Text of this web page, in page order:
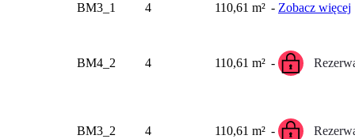
BM3_1 4 110,61 m² - Zobacz więcej
BM4_2 4 110,61 m² -
BM3_2 4 110,61 m² -